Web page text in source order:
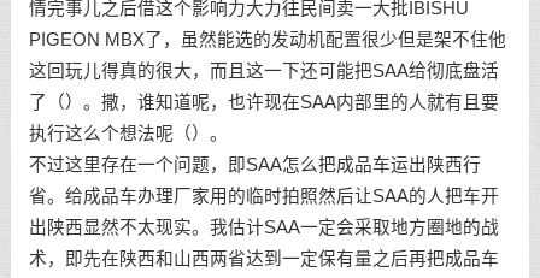
情完事儿之后借这个影响力大力往民间卖一大批IBISHU
PIGEON MBX了，虽然能选的发动机配置很少但是架不住他
这回玩儿得真的很大，而且这一下还可能把SAA给彻底盘活
了（）。撒，谁知道呢，也许现在SAA内部里的人就有且要
执行这么个想法呢（）。
不过这里存在一个问题，即SAA怎么把成品车运出陕西行
省。给成品车办理厂家用的临时拍照然后让SAA的人把车开
出陕西显然不太现实。我估计SAA一定会采取地方圈地的战
术，即先在陕西和山西两省达到一定保有量之后再把成品车